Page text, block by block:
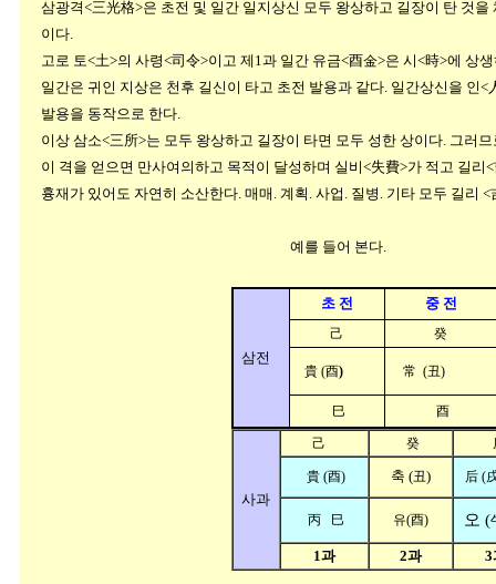
삼광격<三光格>은 초전 및 일간 일지상신 모두 왕상하고 길장이 탄 것을
이다.
고로 토<土>의 사령<司令>이고 제1과 일간 유금<酉金>은 시<時>에 상
일간은 귀인 지상은 천후 길신이 타고 초전 발용과 같다. 일간상신을 인<
발용을 동작으로 한다.
이상 삼소<三所>는 모두 왕상하고 길장이 타면 모두 성한 상이다. 그러
이 격을 얻으면 만사여의하고 목적이 달성하며 실비<失費>가 적고 길리
흉재가 있어도 자연히 소산한다. 매매. 계획. 사업. 질병. 기타 모두 길리 <
예를 들어 본다.
삼전
초 전 중 전
己 癸
貴 (酉) 常 (丑)
巳 酉
사과
己 癸
貴 (酉) 축 (丑) 后 (
丙 巳 유(酉) 오 (
1과 2과 3